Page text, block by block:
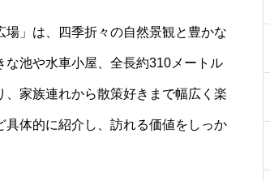
」は、四季折々の自然景観と豊かな
池や水車小屋、全長約310メートル
家族連れから散策好きまで幅広く楽
体的に紹介し、訪れる価値をしっか